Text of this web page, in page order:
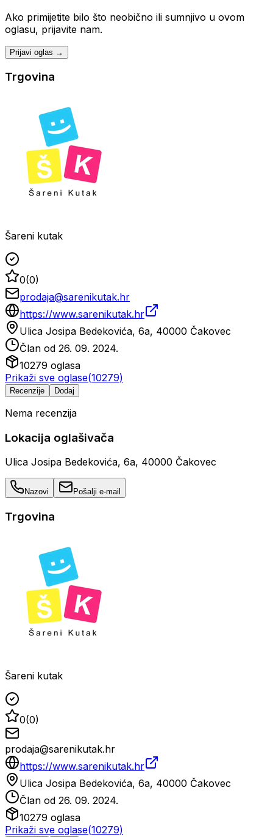
Ako primijetite bilo što neobično ili sumnjivo u ovom
oglasu, prijavite nam.
Prijavi oglas →
Trgovina
Šareni kutak
0(0)
prodaja@sarenikutak.hr
https://www.sarenikutak.hr
Ulica Josipa Bedekovića, 6a, 40000 Čakovec
Član od 26. 09. 2024.
10279 oglasa
Prikaži sve oglase(10279)
Recenzije Dodaj
Nema recenzija
Lokacija oglašivača
Ulica Josipa Bedekovića, 6a, 40000 Čakovec
Nazovi Pošalji e-mail
Trgovina
Šareni kutak
0(0)
prodaja@sarenikutak.hr
https://www.sarenikutak.hr
Ulica Josipa Bedekovića, 6a, 40000 Čakovec
Član od 26. 09. 2024.
10279 oglasa
Prikaži sve oglase(10279)